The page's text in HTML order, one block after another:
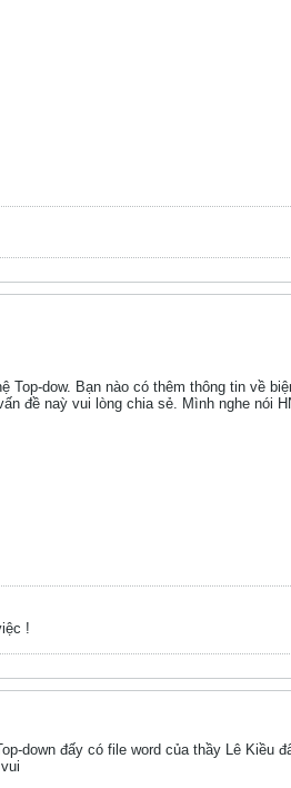
Top-dow. Bạn nào có thêm thông tin về
đề naỳ vui lòng chia sẻ. Mình nghe nói
!
down đấy có file word của thầy Lê Kiều